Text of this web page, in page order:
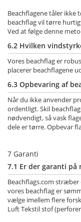
Beachflagene tåler ikke
beachflag vil tørre
Ved at følge denne
6.2 Hvilken
Vores beachflag er
placerer beachflagene
6.3 Opbevaring af
Når du ikke anvender
ordentligt. Skil
nødvendigt, så vask
dele er tørre. Opbevar
7 Garanti
7.1 Er der garanti på
Beachflags.com
vores beachflag er
vælge imellem flere
Luft Tekstil stof